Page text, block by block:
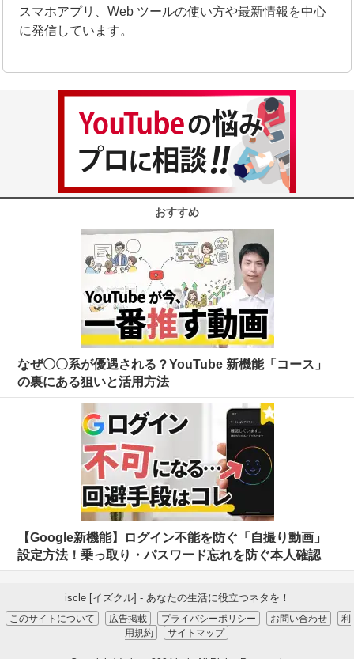
スマホアプリ、Web ツールの使い方や最新情報を中心
に発信しています。
おすすめ
なぜ〇〇系が優遇される？YouTube 新機能「コース」
の裏にある狙いと活用方法
【Google新機能】ログイン不能を防ぐ「自撮り動画」
設定方法！乗っ取り・パスワード忘れを防ぐ本人確認
iscle [イズクル] - あなたの生活に役立つネタを！
このサイトについて 広告掲載 プライバシーポリシー お問い合わせ
利
用規約
サイトマップ